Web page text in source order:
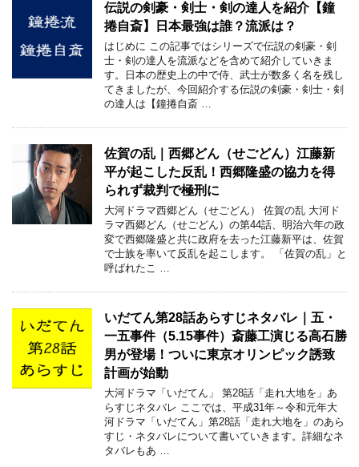
伝説の剣豪・剣士・剣の達人を紹介【鐘
捲自斎】日本最強は誰？流派は？
はじめに この記事ではシリーズで伝説の剣豪・剣
士・剣の達人を流派などを含めて紹介していきま
す。日本の歴史上の中で侍、武士が数多く名を残し
てきましたが、今回紹介する伝説の剣豪・剣士・剣
の達人は【鐘捲自斎 …
佐賀の乱｜西郷どん（せごどん）江藤新
平が起こした反乱！西郷隆盛の協力を得
られず裁判で極刑に
大河ドラマ西郷どん（せごどん） 佐賀の乱 大河ド
ラマ西郷どん（せごどん）の第44話、明治六年の政
変で西郷隆盛と共に政府を去った江藤新平は、佐賀
で士族を率いて反乱を起こします。 「佐賀の乱」と
呼ばれたこ …
いだてん第28話あらすじネタバレ｜五・
一五事件（5.15事件）斎藤工演じる高石勝
男が登場！ついに東京オリンピック誘致
計画が始動
大河ドラマ「いだてん」 第28話「走れ大地を」あ
らすじネタバレ ここでは、平成31年～令和元年大
河ドラマ「いだてん」第28話「走れ大地を」のあら
すじ・ネタバレについて書いていきます。詳細なネ
タバレもあ …